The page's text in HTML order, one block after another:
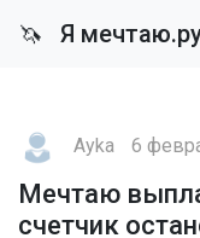
🦄 Я
Ayka 6
Мечтаю
счетчик